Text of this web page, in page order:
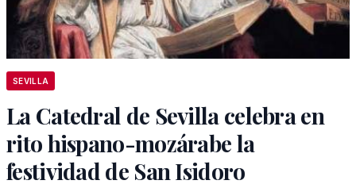
SEVILLA
La Catedral de Sevilla celebra en
rito hispano-mozárabe la
festividad de San Isidoro